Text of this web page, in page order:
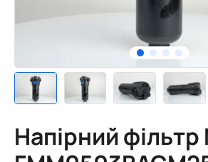
Напірний